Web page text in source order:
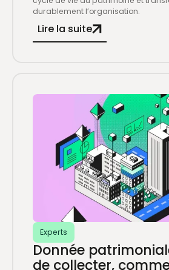
durablement l’organisation.
Lire la suite
Experts
Donnée
de collecter,